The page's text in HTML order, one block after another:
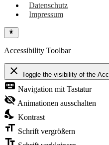
Datenschutz
Impressum
Accessibility Toolbar
close Toggle the visibility of the
keyboard Navigation mit Tastatur
visibility_off Animationen ausschalten
nights_stay Kontrast
format_size Schrift vergrößern
text_fields